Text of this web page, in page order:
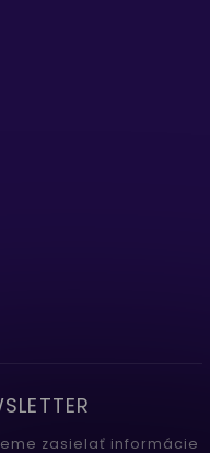
zasielať informácie